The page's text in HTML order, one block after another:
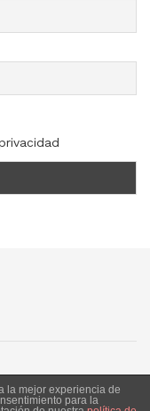
la mejor experiencia de
para la